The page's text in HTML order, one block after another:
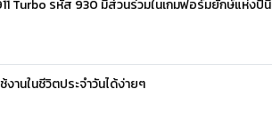
Turbo รหัส 930 มีส่วนร่วมในเกมฟอร์มยักษ์แห่งปีนี้
งานในชีวิตประจำวันได้ง่ายๆ